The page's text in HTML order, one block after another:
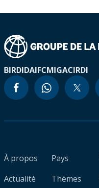
BIRDIDAIFCMIGACIRDI
À propos
Actualité
Pays
Thèmes